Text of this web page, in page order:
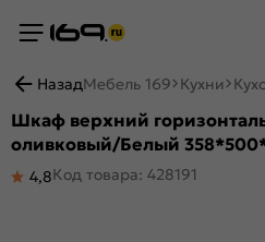
НазадМебель 169 Кухни
Шкаф верхний
оливковый/Белый
4,8Код товара: 428191